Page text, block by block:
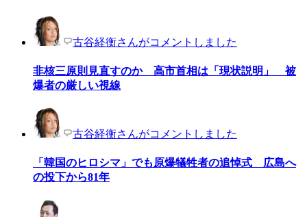
古谷経衡さんがコメントしました
非核三原則見直すのか 高市首相は「現状説明」 被
爆者の厳しい視線
古谷経衡さんがコメントしました
「韓国のヒロシマ」でも原爆犠牲者の追悼式 広島へ
の投下から81年